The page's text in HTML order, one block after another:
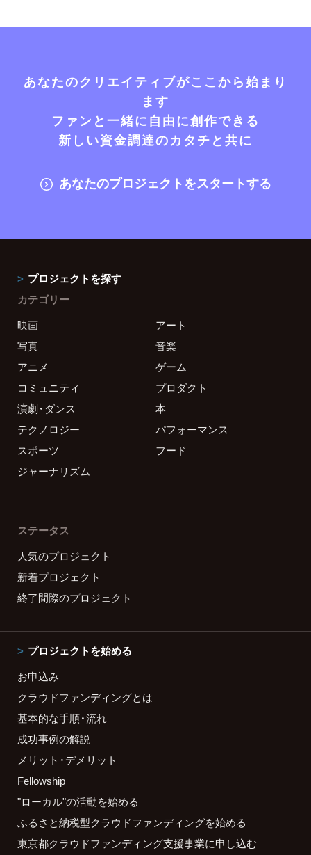
あなたのクリエイティブがここから始まり
ます
ファンと一緒に自由に創作できる
新しい資金調達のカタチと共に
あなたのプロジェクトをスタートする
プロジェクトを探す
カテゴリー
映画
アート
写真
音楽
アニメ
ゲーム
コミュニティ
プロダクト
演劇・ダンス
本
テクノロジー
パフォーマンス
スポーツ
フード
ジャーナリズム
ステータス
人気のプロジェクト
新着プロジェクト
終了間際のプロジェクト
プロジェクトを始める
お申込み
クラウドファンディングとは
基本的な手順・流れ
成功事例の解説
メリット・デメリット
Fellowship
"ローカル"の活動を始める
ふるさと納税型クラウドファンディングを始める
東京都クラウドファンディング支援事業に申し込む